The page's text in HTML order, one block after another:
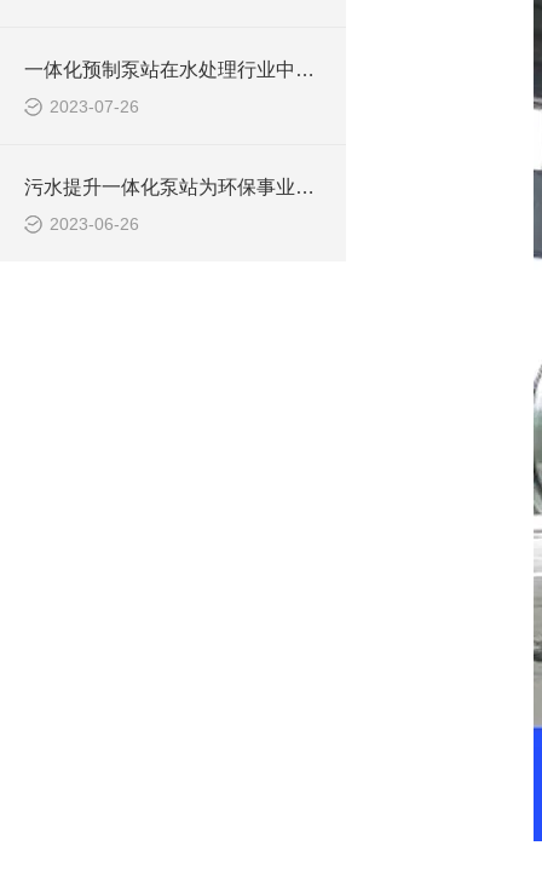
一体化预制泵站在水处理行业中的应用
2023-07-26
污水提升一体化泵站为环保事业做出了哪些贡献？
2023-06-26